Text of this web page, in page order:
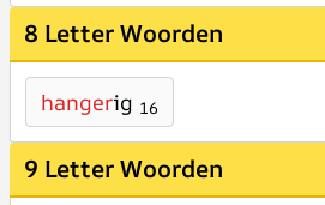
8 Letter Woorden
hangerig 16
9 Letter Woorden